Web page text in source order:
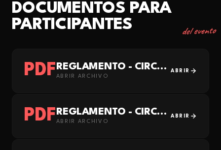
DOCUMENTOS PARA
PARTICIPANTES
del evento
PDF REGLAMENTO - CIRCUITO PROVINCIAL DE CARRERAS DE MONTAÑA 2026
ABRIR ARCHIVO
ABRIR
PDF REGLAMENTO - CIRCULAR ALTO REY TRAIL 2026
ABRIR ARCHIVO
ABRIR